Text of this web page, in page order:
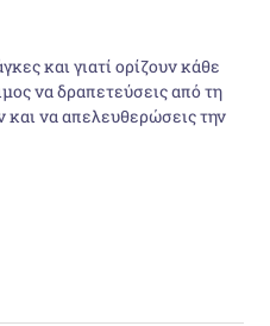
€.
και γιατί ορίζουν κάθε
να δραπετεύσεις από τη
να απελευθερώσεις την